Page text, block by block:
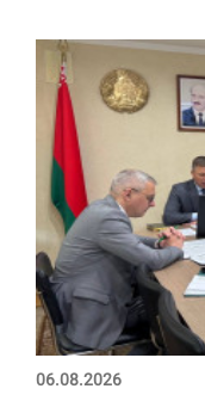
06.08.2026